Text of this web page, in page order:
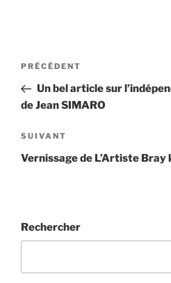
Navigation
l’article
Article
précédent
PRÉCÉDENT
Un bel article sur
de Jean SIMARO
Article
suivant
SUIVANT
Vernissage de L’Artiste Bray
Rechercher